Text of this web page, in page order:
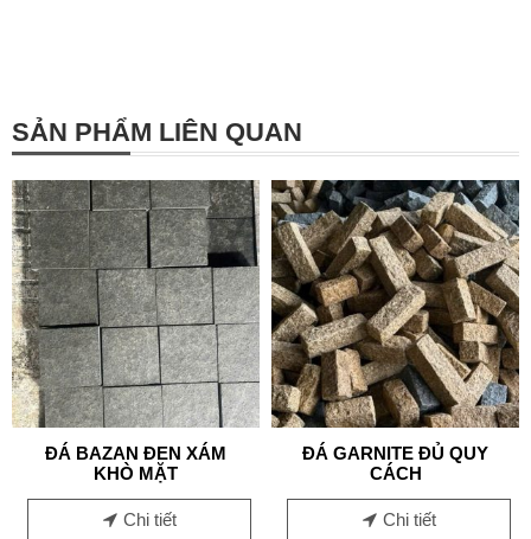
SẢN PHẨM LIÊN QUAN
ĐÁ BAZAN ĐEN XÁM
KHÒ MẶT
Chi tiết
ĐÁ GARNITE ĐỦ QUY
CÁCH
Chi tiết